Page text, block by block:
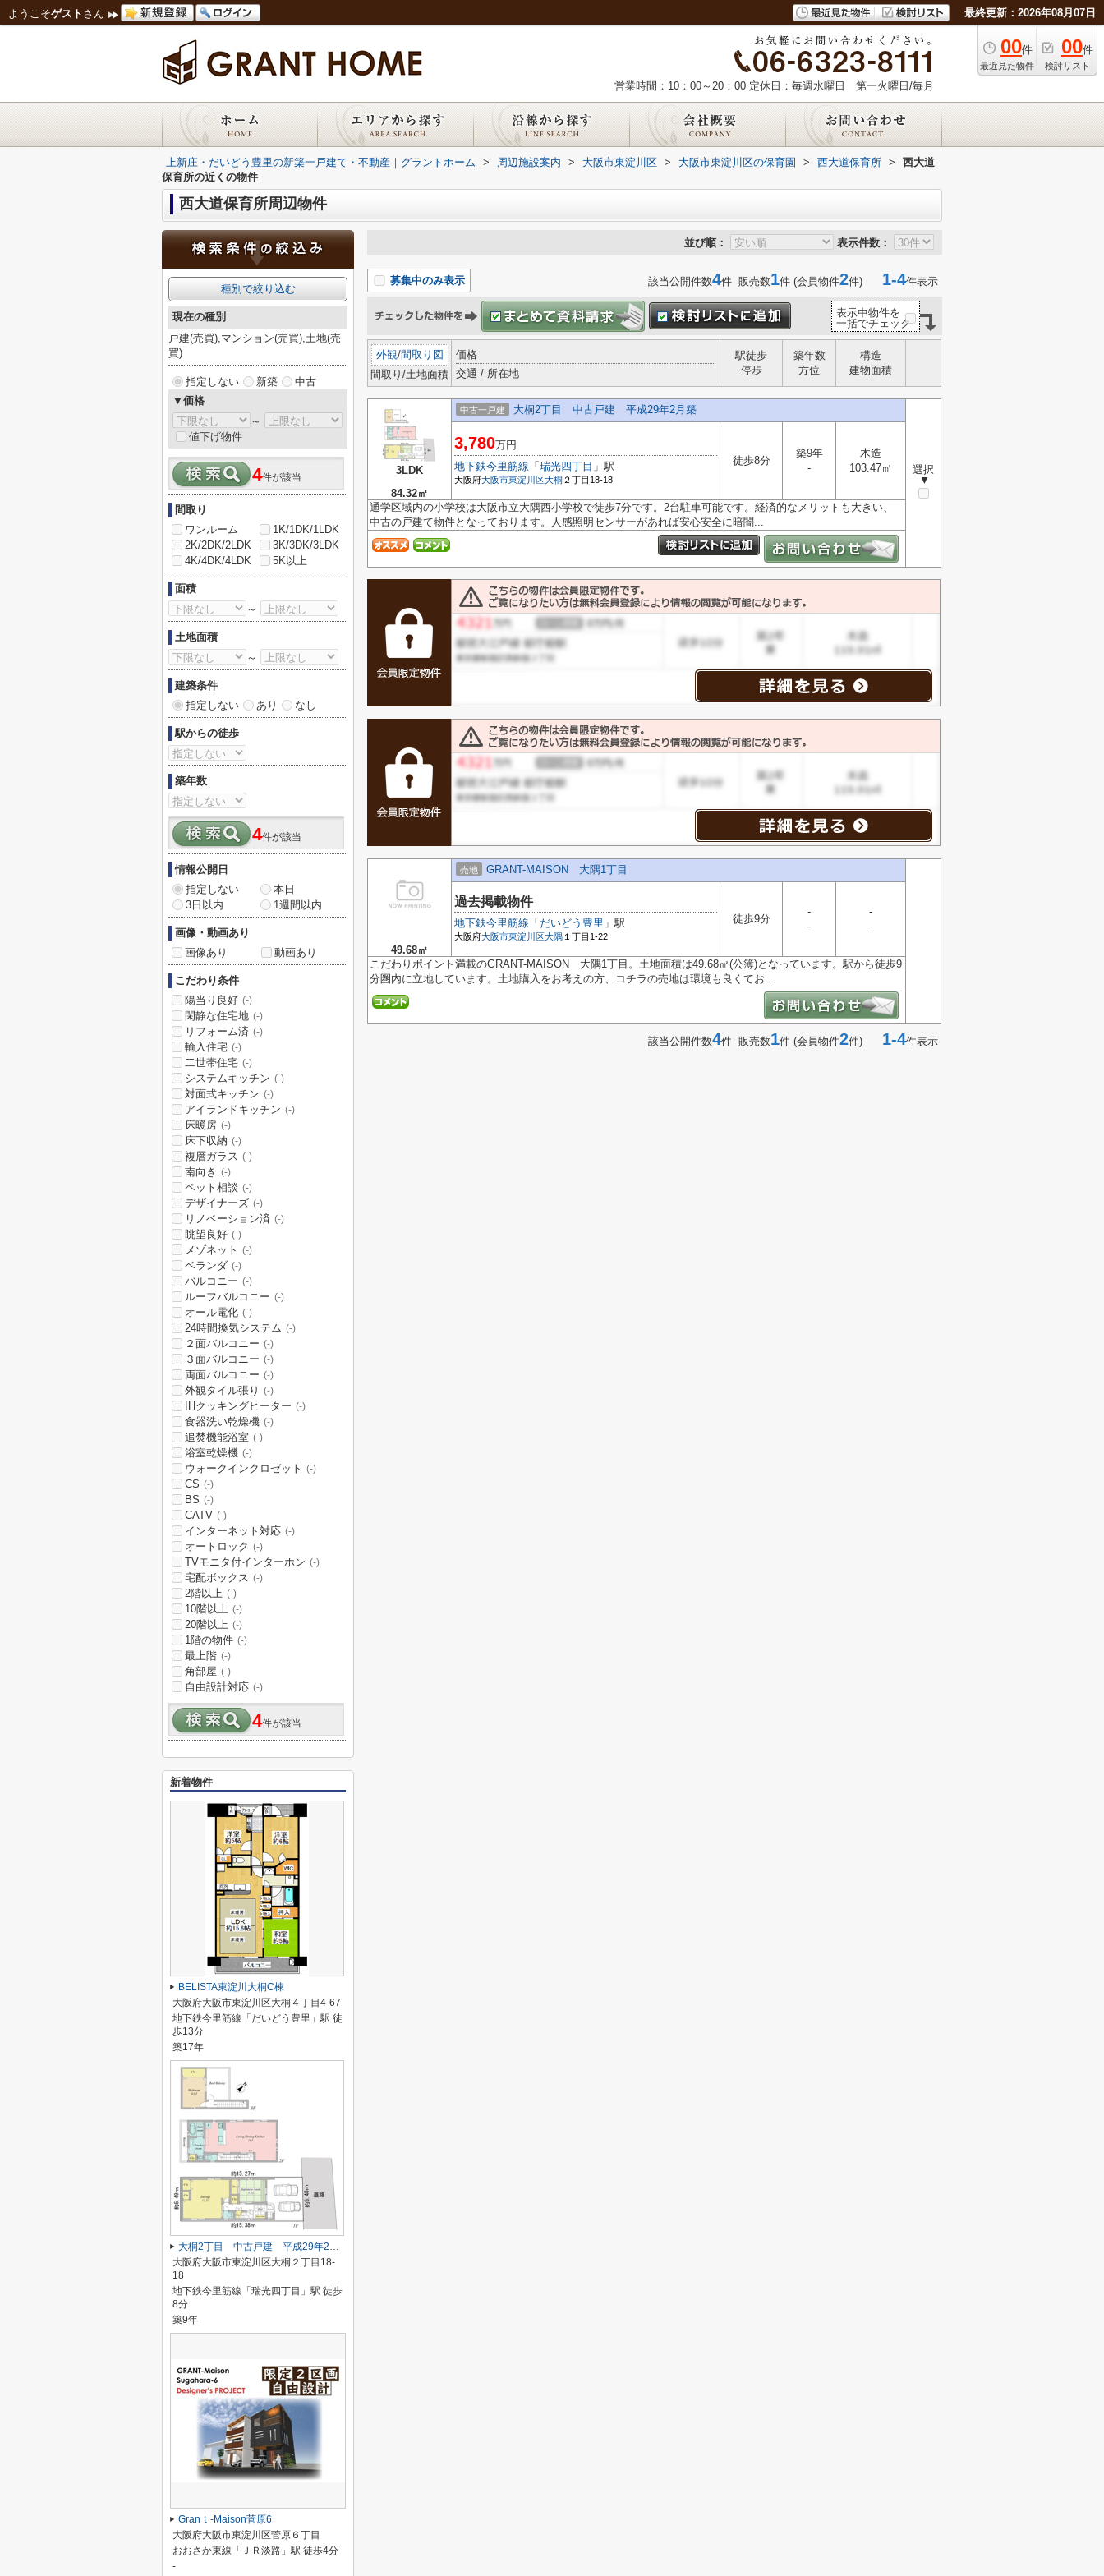
ようこそゲスト さん 最終更新：2026年08月07日
00件
最近見た物件
00件
検討リスト
営業時間：10：00～20：00 定休日：毎週水曜日 第一火曜日/毎月
上新庄・だいどう豊里の新築一戸建て・不動産｜グラントホーム > 周辺施設案内 > 大阪市東淀川区 > 大阪市東淀川区の保育園 > 西大道保育所 >
西大道
保育所の近くの物件
西大道保育所周辺物件
並び順： 表示件数：
募集中のみ表示 該当公開件数4件 販売数1件 (会員物件2件) 1-4件表示
表示中物件を
一括でチェック
外観/間取り図
間取り/土地面積
価格
交通 / 所在地
駅徒歩
停歩
築年数
方位
構造
建物面積
3LDK
84.32㎡
中古一戸建 大桐2丁目 中古戸建 平成29年2月築
選択
▼
3,780万円
地下鉄今里筋線 「 瑞光四丁目 」駅
大阪府大阪市東淀川区大桐 ２丁目18-18
徒歩8分
築9年
-
木造
103.47㎡
通学区域内の小学校は大阪市立大隅西小学校で徒歩7分です。2台駐車可能です。経済的なメリットも大きい、
中古の戸建て物件となっております。人感照明センサーがあれば安心安全に暗闇...
49.68㎡
売地 GRANT-MAISON 大隅1丁目
過去掲載物件
地下鉄今里筋線 「 だいどう豊里 」駅
大阪府大阪市東淀川区大隅 １丁目1-22
徒歩9分
-
-
-
-
こだわりポイント満載のGRANT-MAISON 大隅1丁目。土地面積は49.68㎡(公簿)となっています。駅から徒歩9
分圏内に立地しています。土地購入をお考えの方、コチラの売地は環境も良くてお...
該当公開件数4件 販売数1件 (会員物件2件) 1-4件表示
種別で絞り込む
現在の種別
戸建(売買),マンション(売買),土地(売
買)
指定しない 新築
中古
▼価格
～
値下げ物件
4件が該当
間取り
ワンルーム
1K/1DK/1LDK
2K/2DK/2LDK
3K/3DK/3LDK
4K/4DK/4LDK
5K以上
面積
～
土地面積
～
建築条件
指定しない
あり なし
駅からの徒歩
築年数
4件が該当
情報公開日
指定しない
本日
3日以内
1週間以内
画像・動画あり
画像あり
動画あり
こだわり条件
陽当り良好 (-)
閑静な住宅地 (-)
リフォーム済 (-)
輸入住宅 (-)
二世帯住宅 (-)
システムキッチン (-)
対面式キッチン (-)
アイランドキッチン (-)
床暖房 (-)
床下収納 (-)
複層ガラス (-)
南向き (-)
ペット相談 (-)
デザイナーズ (-)
リノベーション済 (-)
眺望良好 (-)
メゾネット (-)
ベランダ (-)
バルコニー (-)
ルーフバルコニー (-)
オール電化 (-)
24時間換気システム (-)
２面バルコニー (-)
３面バルコニー (-)
両面バルコニー (-)
外観タイル張り (-)
IHクッキングヒーター (-)
食器洗い乾燥機 (-)
追焚機能浴室 (-)
浴室乾燥機 (-)
ウォークインクロゼット (-)
CS (-)
BS (-)
CATV (-)
インターネット対応 (-)
オートロック (-)
TVモニタ付インターホン (-)
宅配ボックス (-)
2階以上 (-)
10階以上 (-)
20階以上 (-)
1階の物件 (-)
最上階 (-)
角部屋 (-)
自由設計対応 (-)
4件が該当
新着物件
BELISTA東淀川大桐C棟
大阪府大阪市東淀川区大桐４丁目4-67
地下鉄今里筋線「だいどう豊里」駅 徒
歩13分
築17年
大桐2丁目 中古戸建 平成29年2月築
大阪府大阪市東淀川区大桐２丁目18-
18
地下鉄今里筋線「瑞光四丁目」駅 徒歩
8分
築9年
Granｔ-Maison菅原6
大阪府大阪市東淀川区菅原６丁目
おおさか東線「ＪＲ淡路」駅 徒歩4分
-